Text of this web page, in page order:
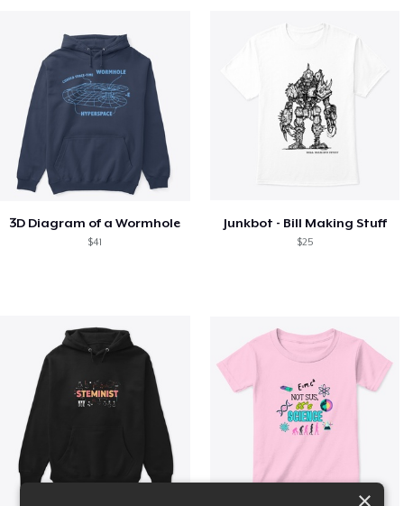
3D Diagram of a Wormhole
$41
Junkbot - Bill Making Stuff
$25